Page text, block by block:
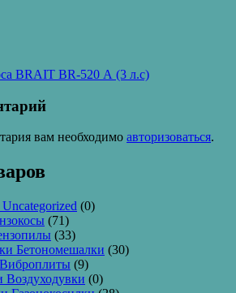
BRAIT BR-520 А (3 л.с)
вам необходимо авторизоваться.
Uncategorized (0)
(71)
(33)
Бетономешалки (30)
Виброплиты (9)
Воздуходувки (0)